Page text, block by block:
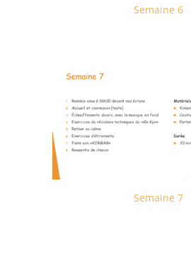
Semaine 6
Semaine 7